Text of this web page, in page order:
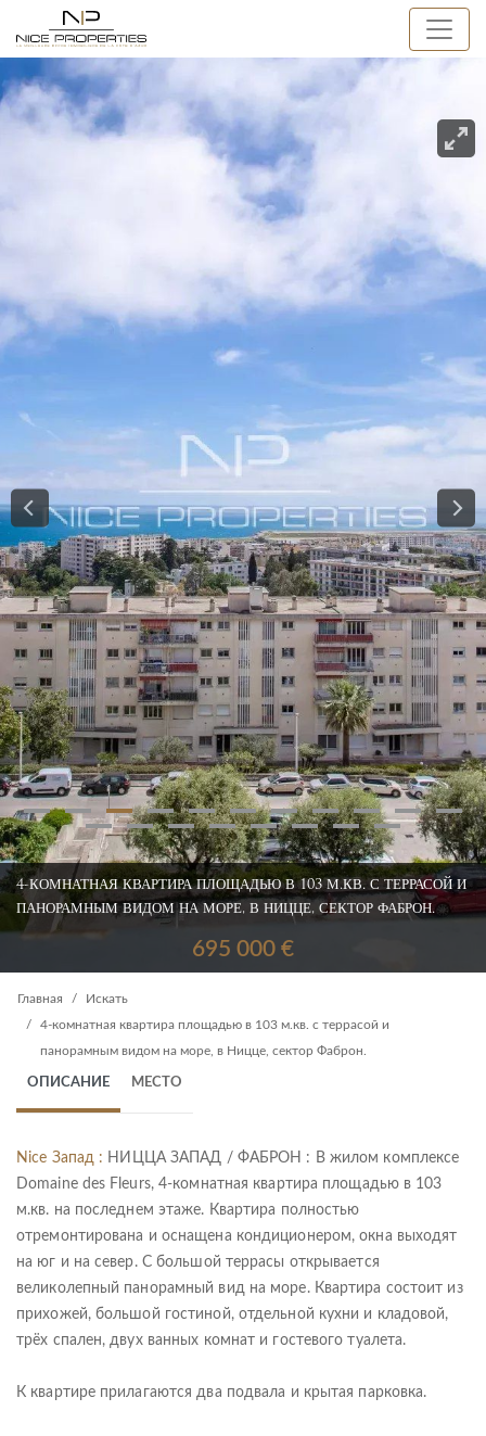
Главная
Искать
4-комнатная квартира площадью в 103 м.кв. с террасой и
панорамным видом на море, в Ницце, сектор Фаброн.
4-КОМНАТНАЯ КВАРТИРА ПЛОЩАДЬЮ В 103 М.КВ. С ТЕРРАСОЙ И
ПАНОРАМНЫМ ВИДОМ НА МОРЕ, В НИЦЦЕ, СЕКТОР ФАБРОН.
695 000 €
ОПИСАНИЕ МЕСТО
Nice Запад : НИЦЦА ЗАПАД / ФАБРОН : В жилом комплексе
Domaine des Fleurs, 4-комнатная квартира площадью в 103
м.кв. на последнем этаже. Квартира полностью
отремонтирована и оснащена кондиционером, окна выходят
на юг и на север. С большой террасы открывается
великолепный панорамный вид на море. Квартира состоит из
прихожей, большой гостиной, отдельной кухни и кладовой,
трёх спален, двух ванных комнат и гостевого туалета.
К квартире прилагаются два подвала и крытая парковка.